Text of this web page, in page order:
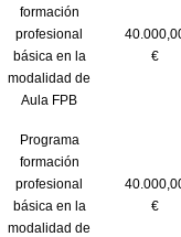
formación
profesional
básica en la
modalidad de
Aula FPB
€
Programa
formación
profesional
básica en la
modalidad de
€